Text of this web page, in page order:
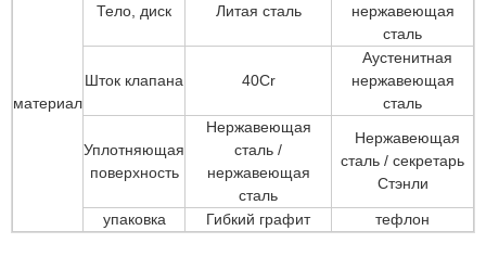
материал
Тело, диск Литая сталь
нержавеющая
сталь
Шток клапана 40Cr
Аустенитная
нержавеющая
сталь
Уплотняющая
поверхность
Нержавеющая
сталь /
нержавеющая
сталь
Нержавеющая
сталь / секретарь
Стэнли
упаковка Гибкий графит тефлон